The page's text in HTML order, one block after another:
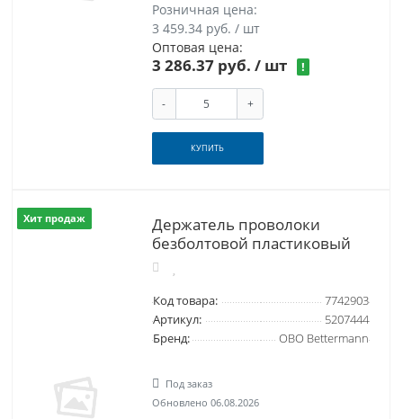
Розничная цена:
3 459.34 руб. / шт
Оптовая цена:
3 286.37 руб. / шт !
- +
КУПИТЬ
Хит продаж
Держатель проволоки
безболтовой пластиковый
Код товара:
7742903
Артикул:
5207444
Бренд:
OBO Bettermann
Под заказ
Обновлено 06.08.2026